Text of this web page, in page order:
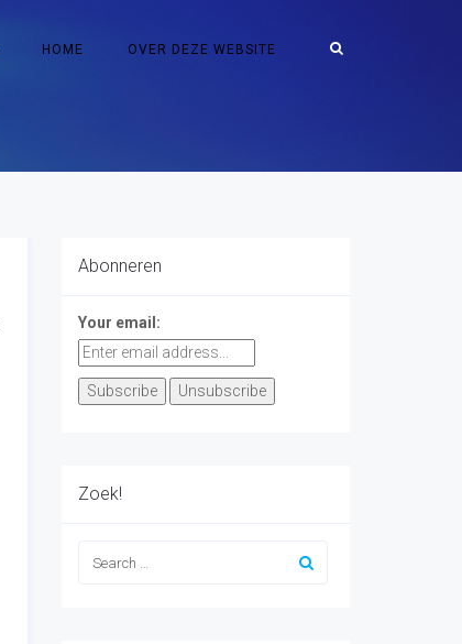
HOME OVER DEZE WEBSITE
Abonneren
Your email:
Zoek!